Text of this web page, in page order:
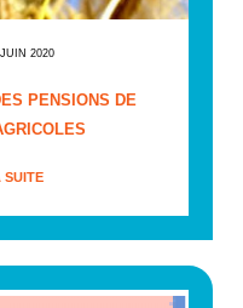
2020
PENSIONS DE
SUITE